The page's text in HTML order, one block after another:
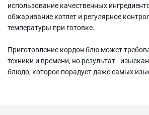
использование качественных
обжаривание котлет и регулярное
температуры при готовке.
Приготовление кордон блю может
техники и времени, но результат -
блюдо, которое порадует даже самых